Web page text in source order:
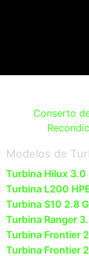
Conserto
Modelos de
Turbina Hilux 3.0
Turbina L200
Turbina S10 2.8
Turbina Ranger
Turbina Frontier
Turbina Frontier